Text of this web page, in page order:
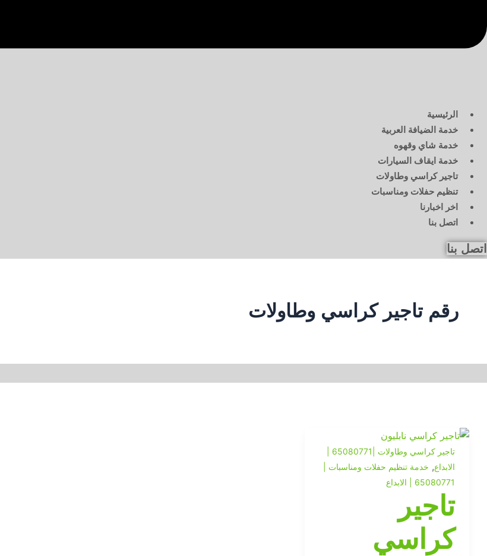
الرئيسية
خدمة الضيافة العربية
خدمة شاي وقهوه
خدمة ايقاف السيارات
تاجير كراسي وطاولات
تنظيم حفلات ومناسبات
اخر اخبارنا
اتصل بنا
اتصل بنا
رقم تاجير كراسي وطاولات
الابداع, خدمة تنظيم حفلات ومناسبات |
65080771 | الابداع
تاجير
كراسي